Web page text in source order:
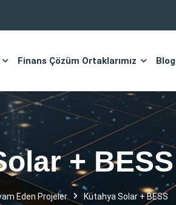
Finans Çözüm Ortaklarımız Blog
+ BESS
Eden Projeler Kütahya Solar + BESS